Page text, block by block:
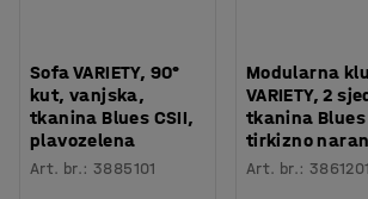
Sofa VARIETY, 90°
kut, vanjska,
tkanina Blues CSII,
plavozelena
Art. br.:3885101
Modularna
VARIETY, 2
tkanina Blues
tirkizno
Art. br.: 3861201